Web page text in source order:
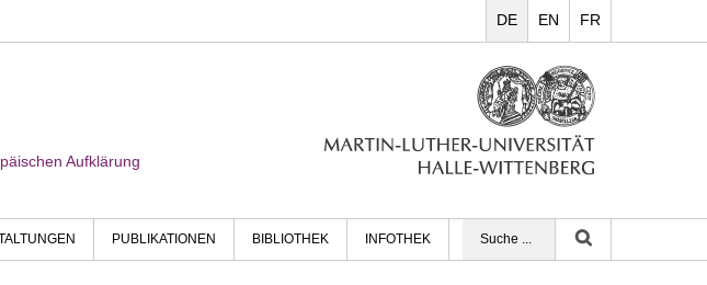
FR
EN
DE
Aufklärung
PUBLIKATIONEN BIBLIOTHEK INFOTHEK